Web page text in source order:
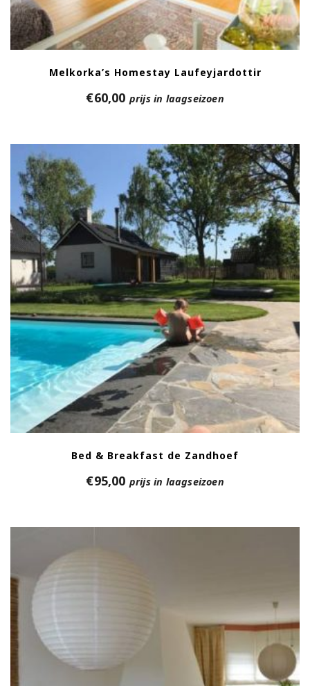
Melkorka’s Homestay Laufeyjardottir
€60,00 prijs in laagseizoen
Bed & Breakfast de Zandhoef
€95,00 prijs in laagseizoen